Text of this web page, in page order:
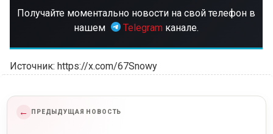
Получайте моментально новости на свой телефон в
нашем
Telegram канале.
Источник: https://x.com/67Snowy
← ПРЕДЫДУЩАЯ НОВОСТЬ